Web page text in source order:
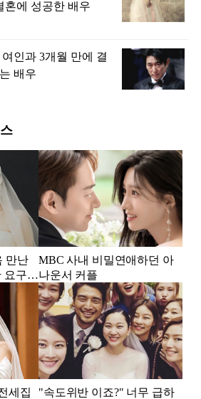
혼에 성공한 배우
인과 3개월 만에 결
배우
만난
요구
MBC 사내 비밀연애하던 아
나운서 커플
세집
"속도위반 이죠?" 너무 급하